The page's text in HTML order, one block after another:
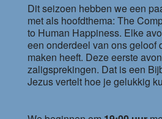
Dit seizoen hebben we een
met als hoofdthema: The
to Human Happiness. Elke
een onderdeel van ons geloof
maken heeft. Deze eerste
zaligsprekingen. Dat is een
Jezus vertelt hoe je gelukkig